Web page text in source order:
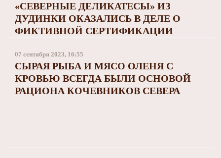
«СЕВЕРНЫЕ ДЕЛИКАТЕСЫ» ИЗ
ДУДИНКИ ОКАЗАЛИСЬ В ДЕЛЕ О
ФИКТИВНОЙ СЕРТИФИКАЦИИ
07 сентября 2023, 16:55
СЫРАЯ РЫБА И МЯСО ОЛЕНЯ С
КРОВЬЮ ВСЕГДА БЫЛИ ОСНОВОЙ
РАЦИОНА КОЧЕВНИКОВ СЕВЕРА